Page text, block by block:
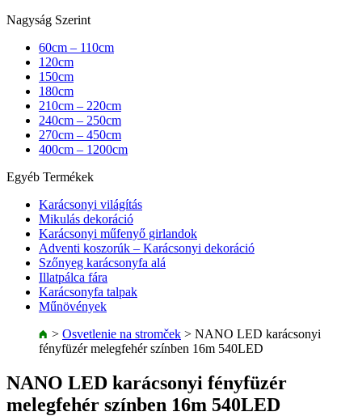
Nagyság Szerint
60cm – 110cm
120cm
150cm
180cm
210cm – 220cm
240cm – 250cm
270cm – 450cm
400cm – 1200cm
Egyéb Termékek
Karácsonyi világítás
Mikulás dekoráció
Karácsonyi műfenyő girlandok
Adventi koszorúk – Karácsonyi dekoráció
Szőnyeg karácsonyfa alá
Illatpálca fára
Karácsonyfa talpak
Műnövények
> Osvetlenie na stromček > NANO LED karácsonyi
fényfüzér melegfehér színben 16m 540LED
NANO LED karácsonyi fényfüzér
melegfehér színben 16m 540LED